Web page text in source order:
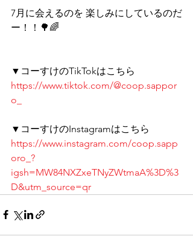
7月に会えるのを 楽しみにしているのだ
ー！！🌳🌈
▼コーすけのTikTokはこちら
https://www.tiktok.com/@coop.sappor
o_
▼コーすけのInstagramはこちら
https://www.instagram.com/coop.sapp
oro_?
igsh=MW84NXZxeTNyZWtmaA%3D%3
D&utm_source=qr